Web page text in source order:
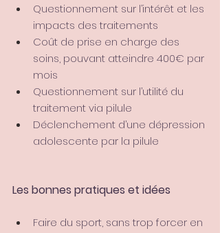
Questionnement sur l’intérêt et les
impacts des traitements
Coût de prise en charge des
soins, pouvant atteindre 400€ par
mois
Questionnement sur l’utilité du
traitement via pilule
Déclenchement d’une dépression
adolescente par la pilule
Les bonnes pratiques et idées
Faire du sport, sans trop forcer en